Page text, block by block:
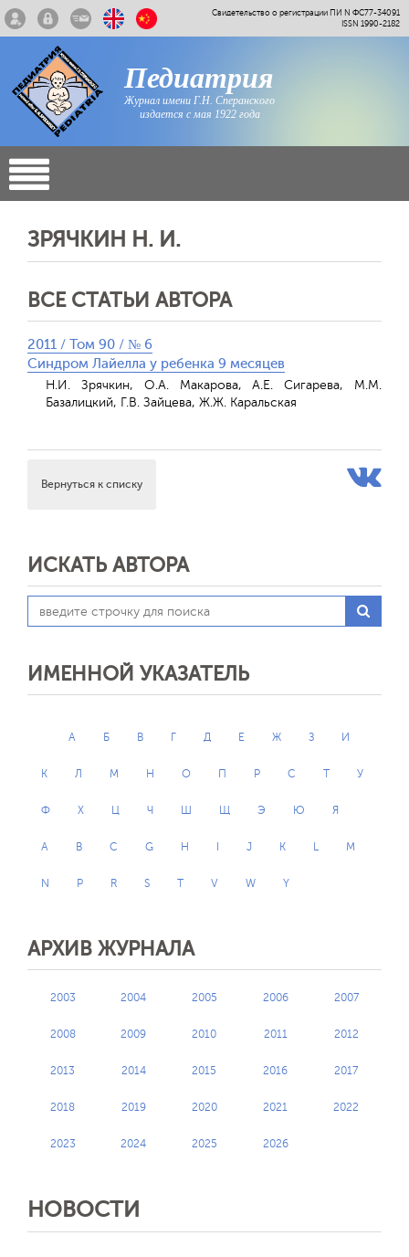
Свидетельство о регистрации ПИ N ФС77-34091
ISSN 1990-2182
Педиатрия
Журнал имени Г.Н. Сперанского
издается с мая 1922 года
ЗРЯЧКИН Н. И.
ВСЕ СТАТЬИ АВТОРА
2011 / Том 90 / № 6
Синдром Лайелла у ребенка 9 месяцев
Н.И. Зрячкин, О.А. Макарова, А.Е. Сигарева, М.М.
Базалицкий, Г.В. Зайцева, Ж.Ж. Каральская
Вернуться к списку
ИСКАТЬ АВТОРА
ИМЕННОЙ УКАЗАТЕЛЬ
А Б В Г Д Е Ж З И
К Л М Н О П Р С Т У
Ф Х Ц Ч Ш Щ Э Ю Я
A B C G H J K L M
N P R S T V W Y
АРХИВ ЖУРНАЛА
2003 2004 2005 2006 2007
2008 2009 2010 2011 2012
2013 2014 2015 2016 2017
2018 2019 2020 2021 2022
2023 2024 2025 2026
НОВОСТИ